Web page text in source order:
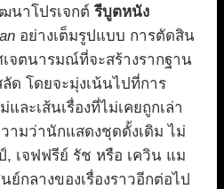
นาโปรเจกต์รีบูตหนัง
อย่างเต็มรูปแบบ การตัดสิน
จตนารมณ์ที่จะสร้างรากฐาน
ด โดยจะมุ่งเน้นไปที่การ
ละเส้นเรื่องที่ไม่เคยถูกเล่า
มว่านักแสดงชุดดั้งเดิม ไม่
, เจฟฟรีย์ รัช หรือ เควิน แม
ย์กลางของเรื่องราวอีกต่อไป